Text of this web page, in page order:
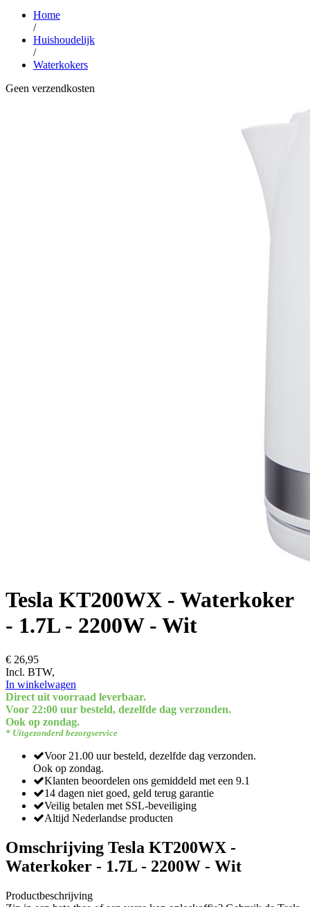
Home
/
Huishoudelijk
/
Waterkokers
Geen verzendkosten
Tesla KT200WX - Waterkoker
- 1.7L - 2200W - Wit
€ 26,95
Incl. BTW,
In winkelwagen
Direct uit voorraad leverbaar.
Voor 22:00 uur besteld, dezelfde dag verzonden.
Ook op zondag.
* Uitgezonderd bezorgservice
Voor 21.00 uur besteld, dezelfde dag verzonden.
Ook op zondag.
Klanten beoordelen ons gemiddeld met een 9.1
14 dagen niet goed, geld terug garantie
Veilig betalen met SSL-beveiliging
Altijd Nederlandse producten
Omschrijving Tesla KT200WX -
Waterkoker - 1.7L - 2200W - Wit
Productbeschrijving